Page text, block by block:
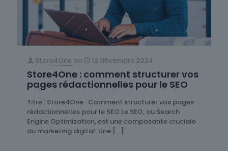
Store4One on 12 décembre 2024
Store4One : comment structurer vos
pages rédactionnelles pour le SEO
Titre : Store4One : Comment structurer vos pages
rédactionnelles pour le SEO Le SEO, ou Search
Engine Optimization, est une composante cruciale
du marketing digital. Une […]